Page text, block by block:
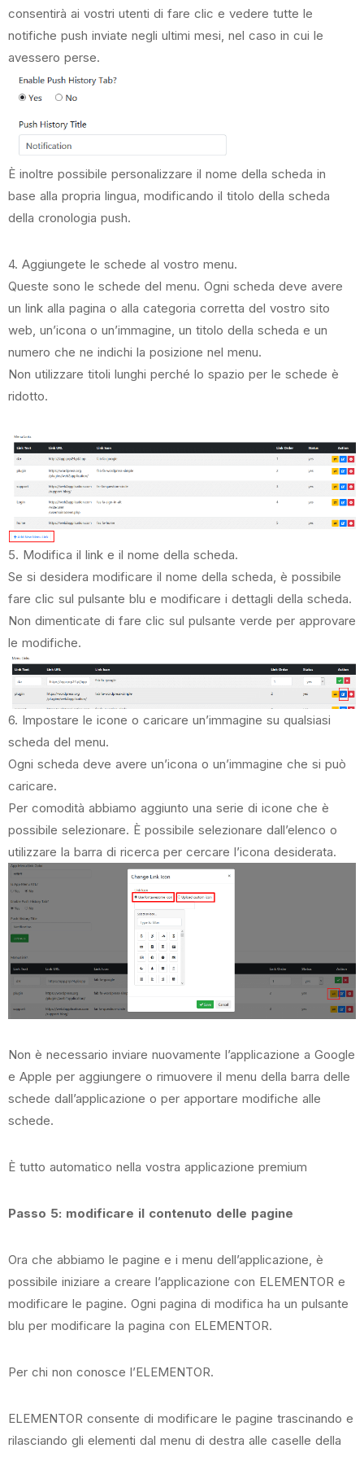
consentirà ai vostri utenti di fare clic e vedere tutte le
notifiche push inviate negli ultimi mesi, nel caso in cui le
avessero perse.
È inoltre possibile personalizzare il nome della scheda in
base alla propria lingua, modificando il titolo della scheda
della cronologia push.
4. Aggiungete le schede al vostro menu.
Queste sono le schede del menu. Ogni scheda deve avere
un link alla pagina o alla categoria corretta del vostro sito
web, un’icona o un’immagine, un titolo della scheda e un
numero che ne indichi la posizione nel menu.
Non utilizzare titoli lunghi perché lo spazio per le schede è
ridotto.
5. Modifica il link e il nome della scheda.
Se si desidera modificare il nome della scheda, è possibile
fare clic sul pulsante blu e modificare i dettagli della scheda.
Non dimenticate di fare clic sul pulsante verde per approvare
le modifiche.
6. Impostare le icone o caricare un’immagine su qualsiasi
scheda del menu.
Ogni scheda deve avere un’icona o un’immagine che si può
caricare.
Per comodità abbiamo aggiunto una serie di icone che è
possibile selezionare. È possibile selezionare dall’elenco o
utilizzare la barra di ricerca per cercare l’icona desiderata.
Non è necessario inviare nuovamente l’applicazione a Google
e Apple per aggiungere o rimuovere il menu della barra delle
schede dall’applicazione o per apportare modifiche alle
schede.
È tutto automatico nella vostra applicazione premium
Passo 5: modificare il contenuto delle pagine
Ora che abbiamo le pagine e i menu dell’applicazione, è
possibile iniziare a creare l’applicazione con ELEMENTOR e
modificare le pagine. Ogni pagina di modifica ha un pulsante
blu per modificare la pagina con ELEMENTOR.
Per chi non conosce l’ELEMENTOR.
ELEMENTOR consente di modificare le pagine trascinando e
rilasciando gli elementi dal menu di destra alle caselle della